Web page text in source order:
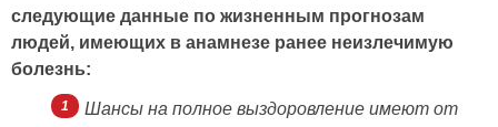
следующие данные по жизненным прогнозам
людей, имеющих в анамнезе ранее неизлечимую
болезнь:
Шансы на полное выздоровление имеют от